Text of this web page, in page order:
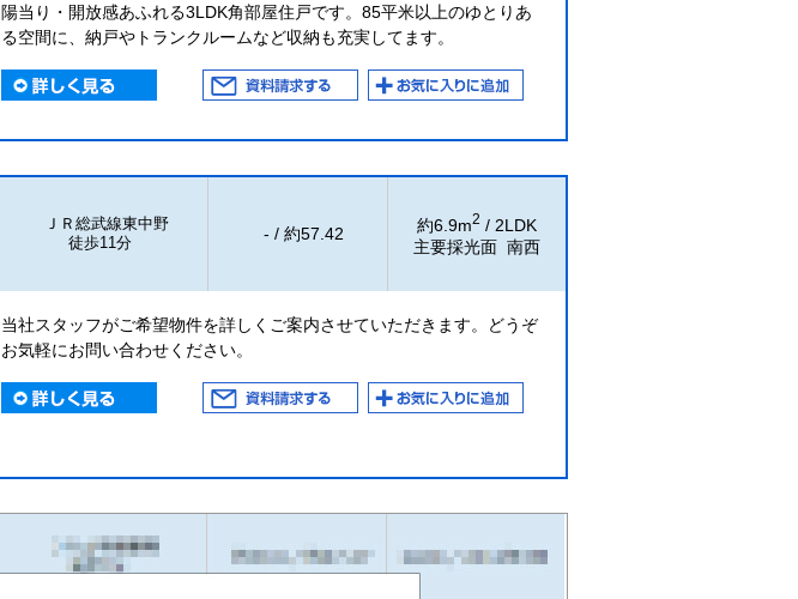
陽当り・開放感あふれる3LDK角部屋住戸です。85平米以上のゆとりあ
る空間に、納戸やトランクルームなど収納も充実してます。
ＪＲ総武線東中野
徒歩11分
- / 約57.42 約6.9m2 / 2LDK
主要採光面 南西
当社スタッフがご希望物件を詳しくご案内させていただきます。どうぞ
お気軽にお問い合わせください。